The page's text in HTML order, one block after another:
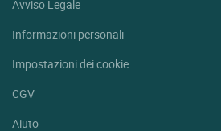
Avviso Legale
Informazioni personali
Impostazioni dei cookie
CGV
Aiuto